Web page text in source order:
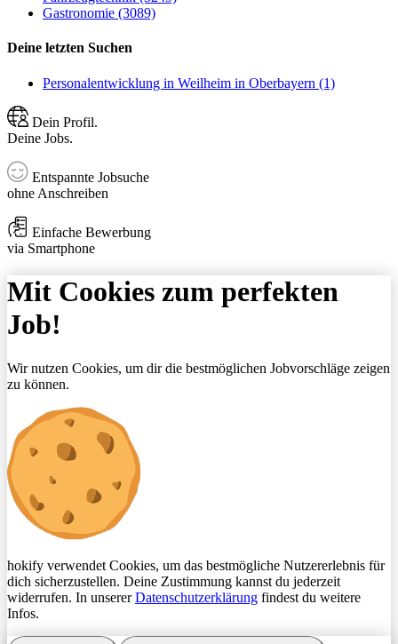
Gastronomie (3089)
Deine letzten Suchen
Personalentwicklung in Weilheim in Oberbayern (1)
Dein Profil.
Deine Jobs.
Entspannte Jobsuche
ohne Anschreiben
Einfache Bewerbung
via Smartphone
Mit Cookies zum perfekten
Job!
Wir nutzen Cookies, um dir die bestmöglichen Jobvorschläge zeigen
zu können.
hokify verwendet Cookies, um das bestmögliche Nutzererlebnis für
dich sicherzustellen. Deine Zustimmung kannst du jederzeit
widerrufen. In unsererDatenschutzerklärung findest du weitere
Infos.